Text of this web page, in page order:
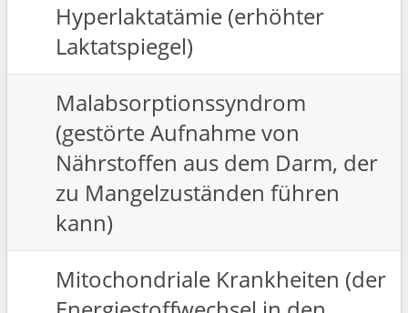
Hyperlaktatämie (erhöhter
Laktatspiegel)
Malabsorptionssyndrom
(gestörte Aufnahme von
Nährstoffen aus dem Darm, der
zu Mangelzuständen führen
kann)
Mitochondriale Krankheiten (der